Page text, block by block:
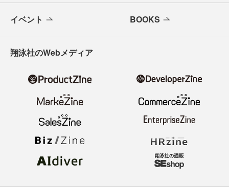
イベント BOOKS
翔泳社のWebメディア